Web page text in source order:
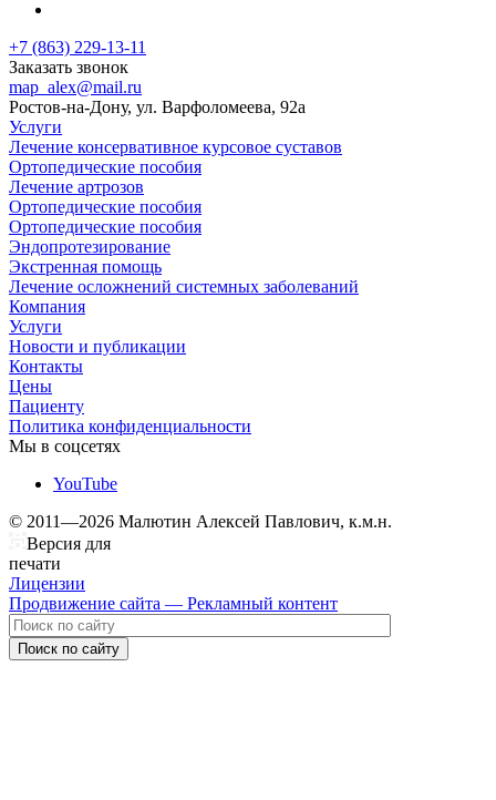
+7 (863) 229-13-11
Заказать звонок
map_alex@mail.ru
Ростов-на-Дону, ул. Варфоломеева, 92а
Услуги
Лечение консервативное курсовое суставов
Ортопедические пособия
Лечение артрозов
Ортопедические пособия
Ортопедические пособия
Эндопротезирование
Экстренная помощь
Лечение осложнений системных заболеваний
Компания
Услуги
Новости и публикации
Контакты
Цены
Пациенту
Политика конфиденциальности
Мы в соцсетях
YouTube
© 2011—2026 Малютин Алексей Павлович, к.м.н.
Версия для
печати
Лицензии
Продвижение сайта — Рекламный контент
Поиск по сайту